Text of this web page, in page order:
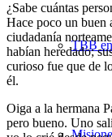
TBB
¿Sabe cuántas
Hace poco un buen
ciudadanía
habían heredado;
curioso fue que de
él.
Oiga a la hermana
pero bueno. Uno